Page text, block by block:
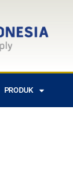
PRODUK